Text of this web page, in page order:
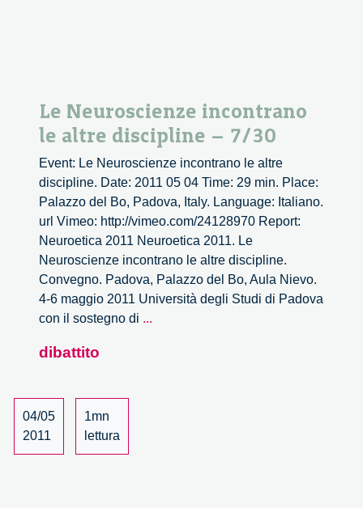
Le Neuroscienze incontrano
le altre discipline – 7/30
Event: Le Neuroscienze incontrano le altre
discipline. Date: 2011 05 04 Time: 29 min. Place:
Palazzo del Bo, Padova, Italy. Language: Italiano.
url Vimeo: http://vimeo.com/24128970 Report:
Neuroetica 2011 Neuroetica 2011. Le
Neuroscienze incontrano le altre discipline.
Convegno. Padova, Palazzo del Bo, Aula Nievo.
4-6 maggio 2011 Università degli Studi di Padova
con il sostegno di ...
dibattito
04/05
2011
1mn
lettura